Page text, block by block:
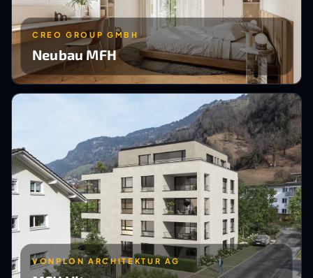
CREO GROUP GMBH
Neubau MFH
VONPLON ARCHITEKTUR AG